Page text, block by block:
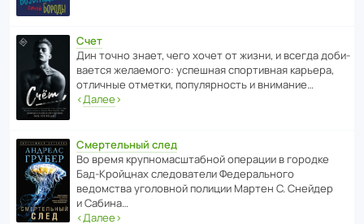
Счет
Дин точно знает, чего хочет от жизни, и всегда доби­
ва­ется жела­е­мого: успе­шная спор­ти­вная карьера,
отли­чные отметки, попу­ля­р­ность и внимание…
‹Далее›
Смертельный след
Во время круп­но­мас­ш­та­бной операции в городке
Бад‑Крой­цнах следо­ва­тели Феде­раль­ного
ведомства уголо­вной полиции Мартен С. Снейдер
и Сабина…
‹Далее›